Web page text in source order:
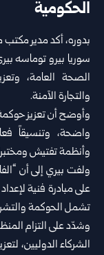
الحكومية
بدوره، أكد مدير مكتب
سوريا بيرو توماسه
الصحة العامة،
والتجارة الآمنة.‏
وأوضح أن تعزيز
واضحة، وتنسيقاً
وأنظمة تفتيش
ولفت بيري إلى أن
على مبادرة فنية
تشمل الحوكمة
وشدّد على التزام
الشركاء الدوليين،